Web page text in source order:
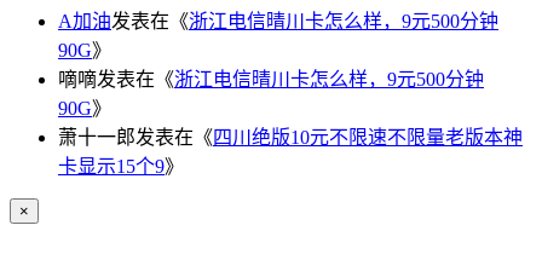
A加油发表在《浙江电信晴川卡怎么样，9元500分钟
90G》
嘀嘀发表在《浙江电信晴川卡怎么样，9元500分钟
90G》
萧十一郎发表在《四川绝版10元不限速不限量老版本神
卡显示15个9》
×